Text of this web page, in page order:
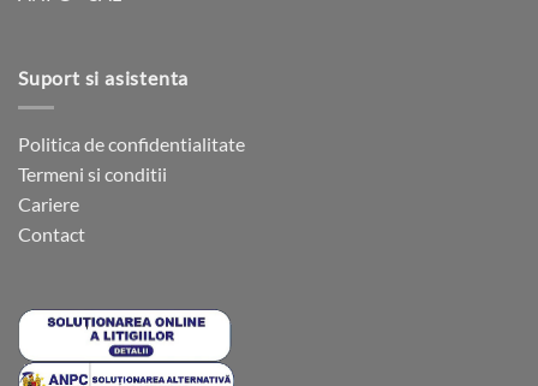
Suport si asistenta
Politica de confidentialitate
Termeni si conditii
Cariere
Contact